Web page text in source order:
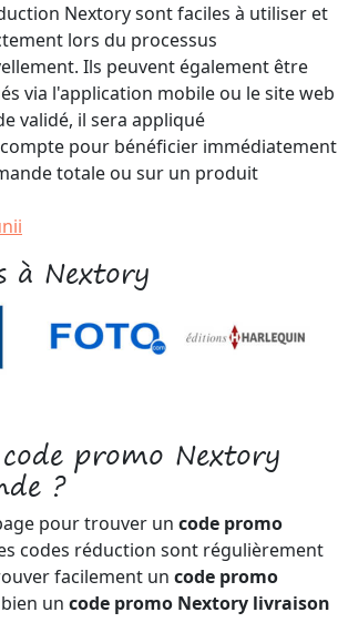
Nextory sont faciles à utiliser et
lors du processus
Ils peuvent également être
via l'application mobile ou le site web
validé, il sera appliqué
pour bénéficier immédiatement
totale ou sur un produit
à Nextory
promo Nextory
?
pour trouver un code promo
codes réduction sont régulièrement
facilement un code promo
un code promo Nextory livraison